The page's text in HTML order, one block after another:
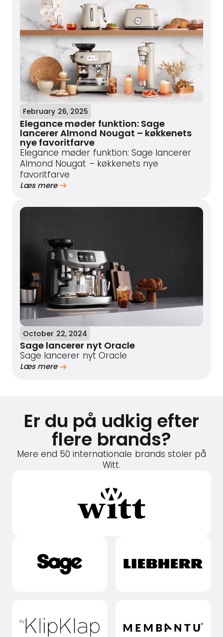
February 26, 2025
Elegance møder funktion: Sage
lancerer Almond Nougat – køkkenets
nye favoritfarve
Elegance møder funktion: Sage lancerer
Almond Nougat – køkkenets nye
favoritfarve
Læs mere
October 22, 2024
Sage lancerer nyt Oracle
Sage lancerer nyt Oracle
Læs mere
Er du på udkig efter
flere brands?
Mere end 50 internationale brands stoler på
Witt.